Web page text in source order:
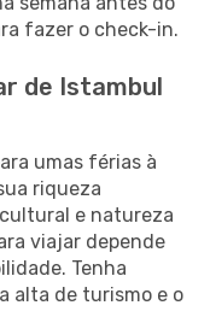
fazer o check-in.
de Istambul
umas férias à
riqueza
e natureza
viajar depende
Tenha
alta de turismo e o